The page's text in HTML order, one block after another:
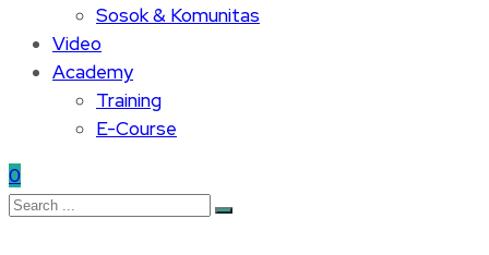
Sosok & Komunitas
Video
Academy
Training
E-Course
0